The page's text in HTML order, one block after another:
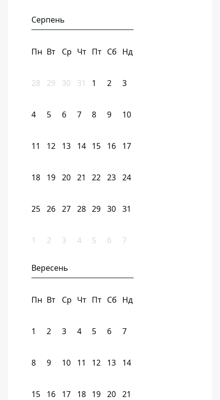
Серпень
Пн Вт Ср Чт Пт Сб Нд
28 29 30 31 1 2 3
4 5 6 7 8 9 10
11 12 13 14 15 16 17
18 19 20 21 22 23 24
25 26 27 28 29 30 31
1 2 3 4 5 6 7
Вересень
Пн Вт Ср Чт Пт Сб Нд
1 2 3 4 5 6 7
8 9 10 11 12 13 14
15 16 17 18 19 20 21